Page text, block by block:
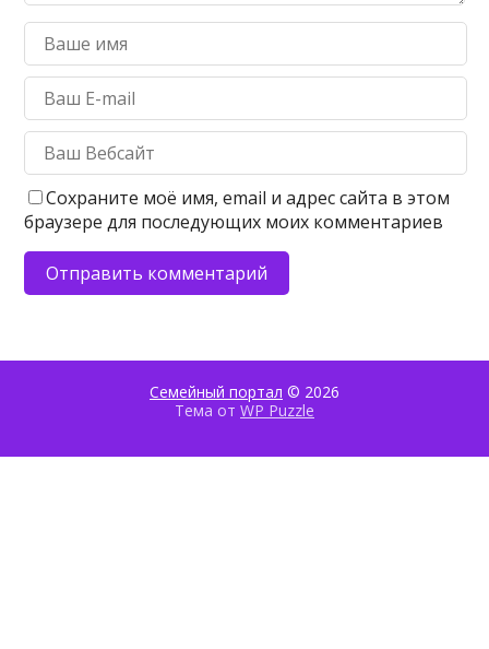
Сохраните моё имя, email и адрес сайта в этом
браузере для последующих моих комментариев
Семейный портал © 2026
Тема от WP Puzzle